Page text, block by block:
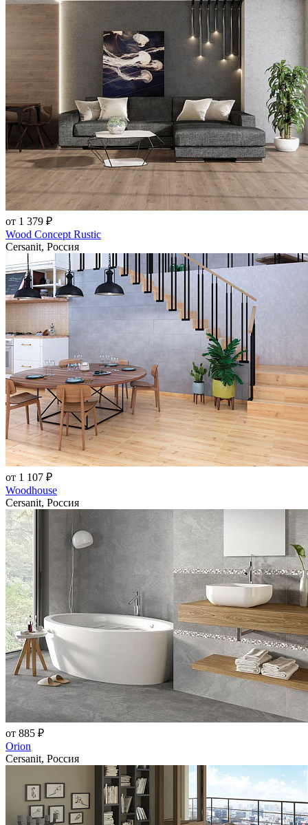
от 1 379 ₽
Wood Concept Rustic
Cersanit, Россия
от 1 107 ₽
Woodhouse
Cersanit, Россия
от 885 ₽
Orion
Cersanit, Россия